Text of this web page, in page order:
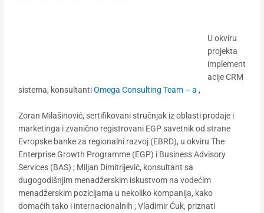
U okviru
projekta
implement
acije CRM
sistema, konsultantiOmega Consulting Team – a ,
Zoran Milašinović, sertifikovani stručnjak iz oblasti prodaje i
marketinga i zvanično registrovani EGP savetnik od strane
Evropske banke za regionalni razvoj (EBRD), u okviru The
Enterprise Growth Programme (EGP) i Business Advisory
Services (BAS) ; Miljan Dimitrijević, konsultant sa
dugogodišnjim menadžerskim iskustvom na vodećim
menadžerskim pozicijama u nekoliko kompanija, kako
domaćih tako i internacionalnih ; Vladimir Ćuk, priznati